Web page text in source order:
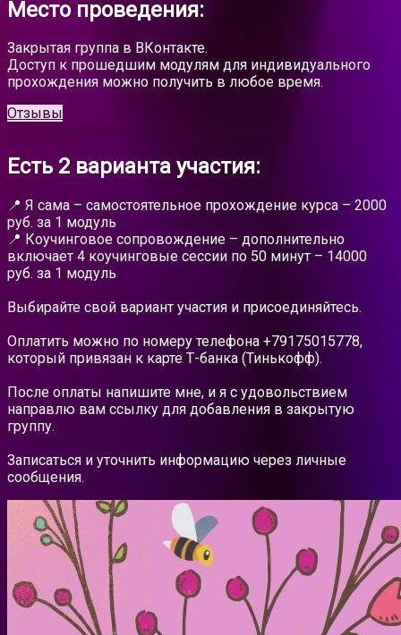
Место проведения:
Закрытая группа в ВКонтакте.
Доступ к прошедшим модулям для индивидуального
прохождения можно получить в любое время.
Отзывы
Есть 2 варианта участия:
📍 Я сама – самостоятельное прохождение курса – 2000
руб. за 1 модуль
📍 Коучинговое сопровождение – дополнительно
включает 4 коучинговые сессии по 50 минут – 14000
руб. за 1 модуль
Выбирайте свой вариант участия и присоединяйтесь.
Оплатить можно по номеру телефона +79175015778,
который привязан к карте Т-банка (Тинькофф).
После оплаты напишите мне, и я с удовольствием
направлю вам ссылку для добавления в закрытую
группу.
Записаться и уточнить информацию через личные
сообщения.